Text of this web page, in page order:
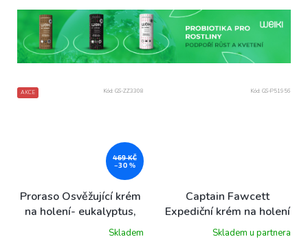
AKCE
469 KČ
–30 %
Proraso Osvěžující krém
na holení- eukalyptus,
Skladem
Kód: GS-ZZ3308
Captain Fawcett
Expediční krém na holení
Skladem u partnera
Kód: GS-P51956